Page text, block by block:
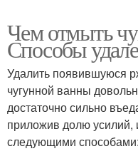
Чем отмыть
Способы
Удалить появившуюся
чугунной ванны
достаточно сильно
приложив долю усилий,
следующими способами: